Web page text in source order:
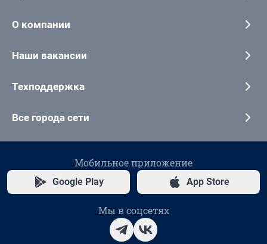
О компании
Наши вакансии
Техподдержка
Все города сети
Мобильное приложение
Google Play App Store
Мы в соцсетях